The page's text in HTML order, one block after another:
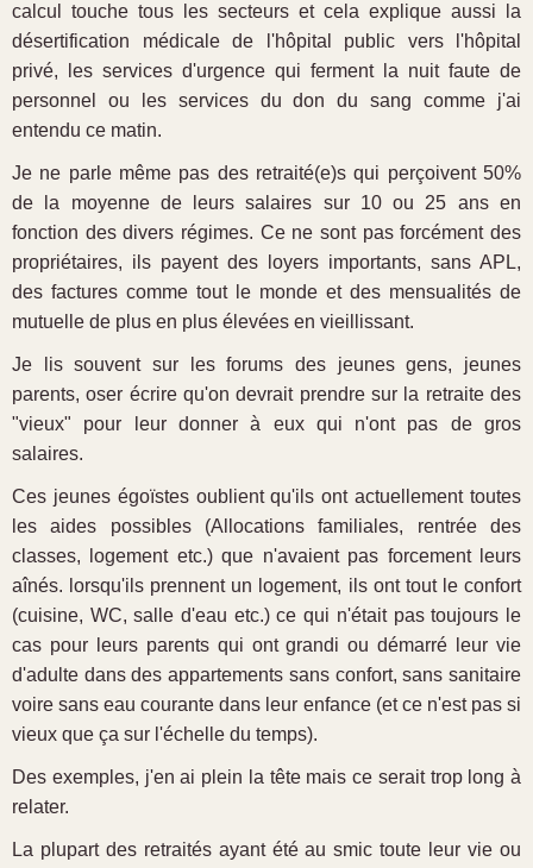
calcul touche tous les secteurs et cela explique aussi la
désertification médicale de l'hôpital public vers l'hôpital
privé, les services d'urgence qui ferment la nuit faute de
personnel ou les services du don du sang comme j'ai
entendu ce matin.
Je ne parle même pas des retraité(e)s qui perçoivent 50%
de la moyenne de leurs salaires sur 10 ou 25 ans en
fonction des divers régimes. Ce ne sont pas forcément des
propriétaires, ils payent des loyers importants, sans APL,
des factures comme tout le monde et des mensualités de
mutuelle de plus en plus élevées en vieillissant.
Je lis souvent sur les forums des jeunes gens, jeunes
parents, oser écrire qu'on devrait prendre sur la retraite des
"vieux" pour leur donner à eux qui n'ont pas de gros
salaires.
Ces jeunes égoïstes oublient qu'ils ont actuellement toutes
les aides possibles (Allocations familiales, rentrée des
classes, logement etc.) que n'avaient pas forcement leurs
aînés. lorsqu'ils prennent un logement, ils ont tout le confort
(cuisine, WC, salle d'eau etc.) ce qui n'était pas toujours le
cas pour leurs parents qui ont grandi ou démarré leur vie
d'adulte dans des appartements sans confort, sans sanitaire
voire sans eau courante dans leur enfance (et ce n'est pas si
vieux que ça sur l'échelle du temps).
Des exemples, j'en ai plein la tête mais ce serait trop long à
relater.
La plupart des retraités ayant été au smic toute leur vie ou